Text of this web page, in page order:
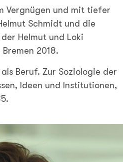
Vergnügen und mit tiefer
Schmidt und die
Helmut und Loki
2018.
Beruf. Zur Soziologie der
Ideen und Institutionen,